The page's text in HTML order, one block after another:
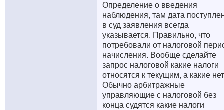
Определение о введения
наблюдения, там дата
в суд заявления всегда
указывается. Правильно, что
потребовали от налоговой
начисления. Вообще сделайте
запрос налоговой какие налоги
относятся к текущим, а какие
Обычно арбитражные
управляющие с налоговой без
конца судятся какие налоги